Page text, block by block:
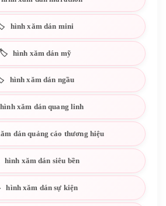
hình xăm dán mini
hình xăm dán mỹ
hình xăm dán ngầu
hình xăm dán quang linh
dán quảng cáo thương hiệu
hình xăm dán siêu bền
hình xăm dán sự kiện